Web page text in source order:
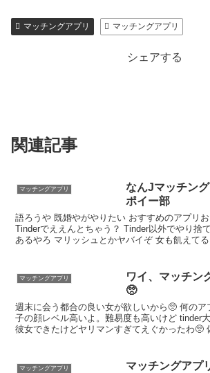
マッチングアプリの写真なら【オトフィ
マッチングアプリ マッチングアプリ
シェアする
関連記事
マッチングアプリ
なんJマッチン
ポイー部
語ろうや 既婚やがやりたい おすすめのアプリ
Tinderでええんとちゃう？ Tinder以外でやり捨
あるやろ マリッシュとかヤバイぞ 女も飢えて
マッチングアプリ
ワイ、マッチン
🥺
週末に会う都合の良い女が欲しいから🥺 何のア
子の顔レベル高いよ。難易度も高いけど tinder
彼女できたけどヤリマンすぎてえぐかったわ🥺
マッチングアプリ
マッチングアプ